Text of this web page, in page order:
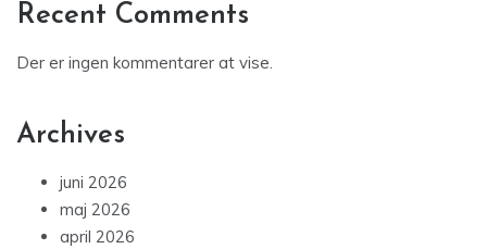
Recent Comments
Der er ingen kommentarer at vise.
Archives
juni 2026
maj 2026
april 2026